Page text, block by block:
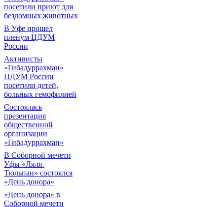
посетили приют для
бездомных животных
В Уфе прошел
пленум ЦДУМ
России
Активисты
«Гибадуррахман»
ЦДУМ России
посетили детей,
больных гемофилией
Состоялась
презентация
общественной
организации
«Гибадуррахман»
В Соборной мечети
Уфы «Ляля-
Тюльпан» состоялся
«День донора»
«День донора» в
Соборной мечети